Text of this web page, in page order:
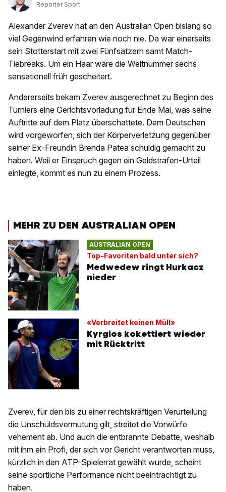
Reporter Sport
Alexander Zverev hat an den Australian Open bislang so
viel Gegenwind erfahren wie noch nie. Da war einerseits
sein Stotterstart mit zwei Fünfsätzern samt Match-
Tiebreaks. Um ein Haar wäre die Weltnummer sechs
sensationell früh gescheitert.
Andererseits bekam Zverev ausgerechnet zu Beginn des
Turniers eine Gerichtsvorladung für Ende Mai, was seine
Auftritte auf dem Platz überschattete. Dem Deutschen
wird vorgeworfen, sich der Körperverletzung gegenüber
seiner Ex-Freundin Brenda Patea schuldig gemacht zu
haben. Weil er Einspruch gegen ein Geldstrafen-Urteil
einlegte, kommt es nun zu einem Prozess.
MEHR ZU DEN AUSTRALIAN OPEN
AUSTRALIAN OPEN
Top-Favoriten bald unter sich?
Medwedew ringt Hurkacz
nieder
«Verbreitet keinen Müll»
Kyrgios kokettiert wieder
mit Rücktritt
Zverev, für den bis zu einer rechtskräftigen Verurteilung
die Unschuldsvermutung gilt, streitet die Vorwürfe
vehement ab. Und auch die entbrannte Debatte, weshalb
mit ihm ein Profi, der sich vor Gericht verantworten muss,
kürzlich in den ATP-Spielerrat gewählt wurde, scheint
seine sportliche Performance nicht beeinträchtigt zu
haben.